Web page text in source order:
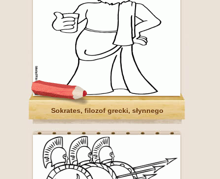
Sokrates, filozof grecki, słynnego